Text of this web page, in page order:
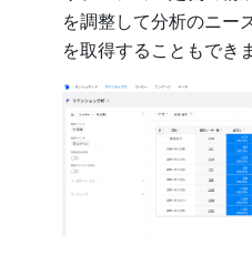
を調整して分析のニー
を取得することもでき